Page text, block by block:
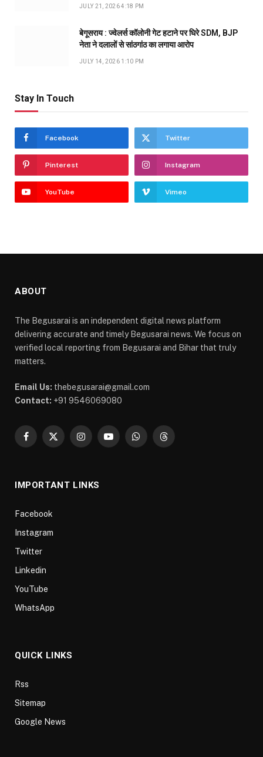
JULY 21, 2026 4:18 PM
बेगूसराय : ज्वेलर्स कॉलोनी गेट हटाने पर घिरे SDM, BJP
नेता ने दलालों से सांठगांठ का लगाया आरोप
JULY 14, 2026 1:10 PM
Stay In Touch
Facebook Twitter
Pinterest Instagram
YouTube Vimeo
ABOUT
The Begusarai is an independent digital news platform
delivering accurate and timely Begusarai news. We focus on
verified local reporting from Begusarai and Bihar that truly
matters.
Email Us: thebegusarai@gmail.com
Contact: +91 9546069080
Facebook
X
InstagramYouTubeWhatsAppThreads
IMPORTANT LINKS
Facebook
Instagram
Twitter
Linkedin
YouTube
WhatsApp
QUICK LINKS
Rss
Sitemap
Google News